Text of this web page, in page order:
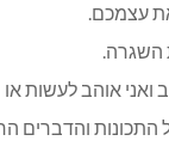
עצמכם.
השגרה.
אוהב לעשות
והדברים